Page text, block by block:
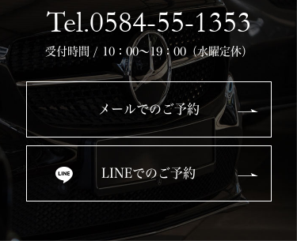
Tel.0584-55-1353
受付時間 / 10：00～19：00（水曜定休）
メールでのご予約
LINEでのご予約